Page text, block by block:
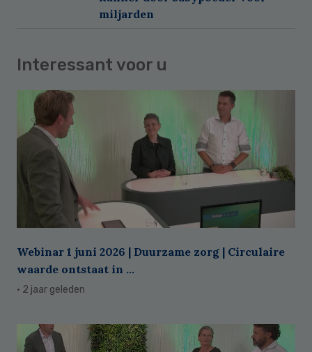
miljarden
Interessant voor u
Webinar 1 juni 2026 | Duurzame zorg | Circulaire
waarde ontstaat in ...
· 2 jaar geleden